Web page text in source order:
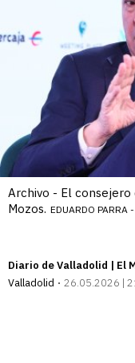
Archivo - El consejero
Mozos. EDUARDO PARRA
Diario de Valladolid | El
Valladolid
26.05.2026 |